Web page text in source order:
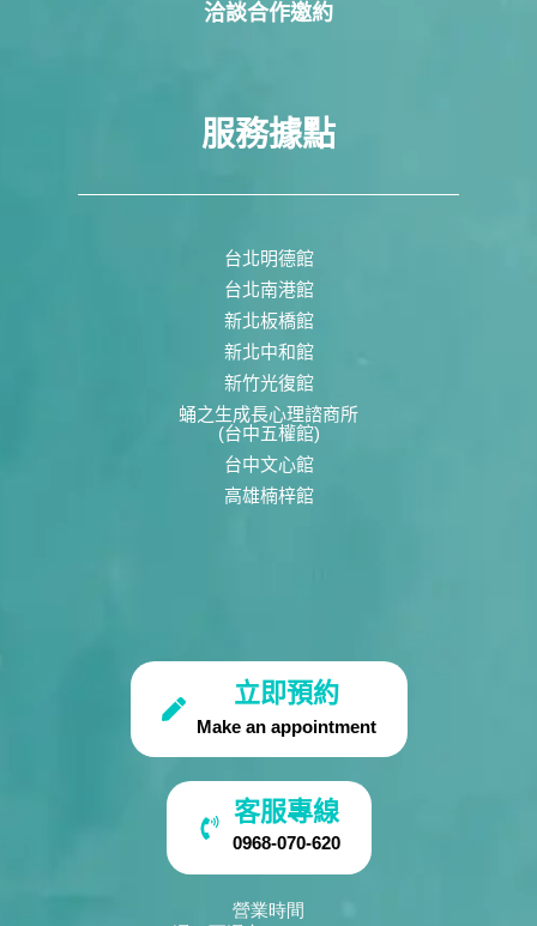
洽談合作邀約
服務據點
台北明德館
台北南港館
新北板橋館
新北中和館
新竹光復館
蛹之生成長心理諮商所
(台中五權館)
台中文心館
高雄楠梓館
立即預約
Make an appointment
客服專線
0968-070-620
營業時間